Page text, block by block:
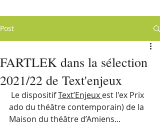
Post
FARTLEK dans la sélection
2021/22 de Text'enjeux
Le dispositif Text’Enjeux est l'ex Prix
ado du théâtre contemporain) de la
Maison du théâtre d’Amiens...